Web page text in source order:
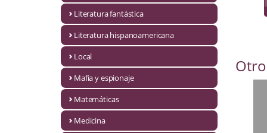
Infantil y juvenil
Infantil y juvenil. Nuevo!!
Infantil y juvenil. Nuevo!!!
Literatura fantástica
Literatura fantástica
Literatura hispanoamericana
Local
Mafia y espionaje
Matemáticas
Medicina